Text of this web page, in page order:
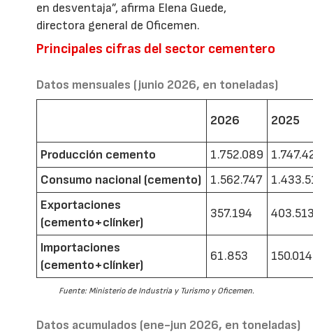
en desventaja”, afirma Elena Guede,
directora general de Oficemen.
Principales cifras del sector cementero
Datos mensuales (junio 2026, en toneladas)
2026 2025
Producción cemento 1.752.089
Consumo nacional (cemento)
1.562.747
Exportaciones
(cemento+clínker)
357.194
Importaciones
(cemento+clínker)
61.853 150.014
Fuente: Ministerio de Industria y Turismo y Oficemen.
Datos acumulados (ene-jun 2026, en toneladas)